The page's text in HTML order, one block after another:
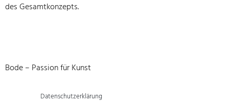
des Gesamtkonzepts.
Bode – Passion für Kunst
Datenschutzerklärung